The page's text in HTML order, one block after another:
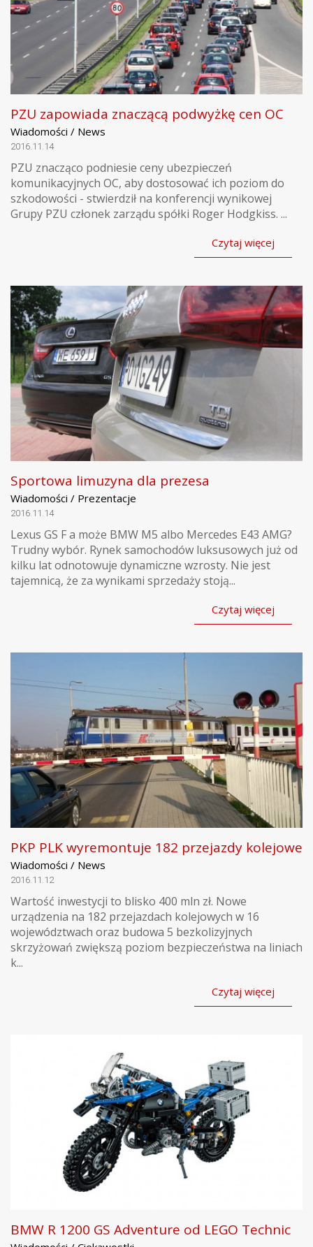
PZU zapowiada znaczącą podwyżkę cen OC
Wiadomości / News
2016.11.14
PZU znacząco podniesie ceny ubezpieczeń
komunikacyjnych OC, aby dostosować ich poziom do
szkodowości - stwierdził na konferencji wynikowej
Grupy PZU członek zarządu spółki Roger Hodgkiss. ...
Czytaj więcej
Sportowa limuzyna dla prezesa
Wiadomości / Prezentacje
2016.11.14
Lexus GS F a może BMW M5 albo Mercedes E43 AMG?
Trudny wybór. Rynek samochodów luksusowych już od
kilku lat odnotowuje dynamiczne wzrosty. Nie jest
tajemnicą, że za wynikami sprzedaży stoją...
Czytaj więcej
PKP PLK wyremontuje 182 przejazdy kolejowe
Wiadomości / News
2016.11.12
Wartość inwestycji to blisko 400 mln zł. Nowe
urządzenia na 182 przejazdach kolejowych w 16
województwach oraz budowa 5 bezkolizyjnych
skrzyżowań zwiększą poziom bezpieczeństwa na liniach
k...
Czytaj więcej
BMW R 1200 GS Adventure od LEGO Technic